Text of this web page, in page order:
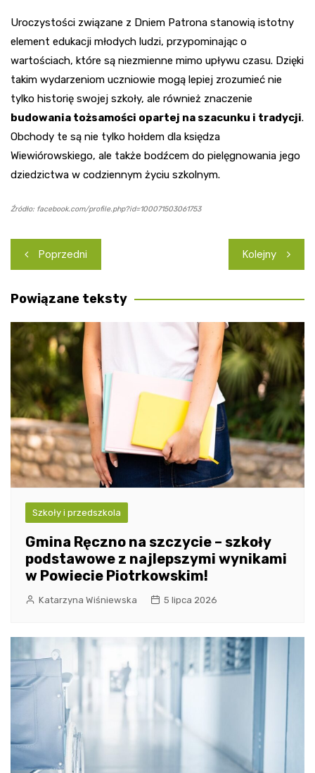
Uroczystości związane z Dniem Patrona stanowią istotny
element edukacji młodych ludzi, przypominając o
wartościach, które są niezmienne mimo upływu czasu. Dzięki
takim wydarzeniom uczniowie mogą lepiej zrozumieć nie
tylko historię swojej szkoły, ale również znaczenie
budowania tożsamości opartej na szacunku i tradycji.
Obchody te są nie tylko hołdem dla księdza
Wiewiórowskiego, ale także bodźcem do pielęgnowania jego
dziedzictwa w codziennym życiu szkolnym.
Źródło: facebook.com/profile.php?id=100071503061753
Nawigacja
wpisu
Poprzedni Kolejny
Powiązane teksty
Szkoły i przedszkola
Gmina Ręczno na szczycie – szkoły
podstawowe z najlepszymi wynikami
w Powiecie Piotrkowskim!
Katarzyna Wiśniewska 5 lipca 2026